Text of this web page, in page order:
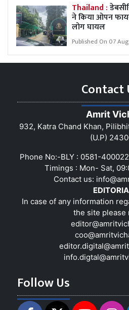
Thailand :
ने किया ओपन
लोग घायल
Published On 07
Contact
Amrit
932, Katra Chand Khan,
(U.P)
Phone No:-BLY : 0581-
Timings : Mon- Sat,
Contact us:
In case of any information
the site please
Follow Us